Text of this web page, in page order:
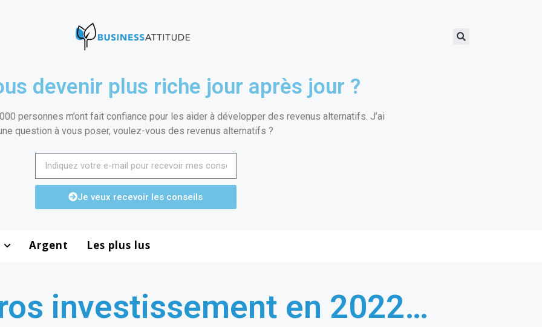
devenir plus riche jour après jour ?
personnes m’ont fait confiance pour les aider à développer des revenus alternatifs. J’ai
question à vous poser, voulez-vous des revenus alternatifs ?
Je veux recevoir les conseils
Argent Les plus lus
investissement en 2022…